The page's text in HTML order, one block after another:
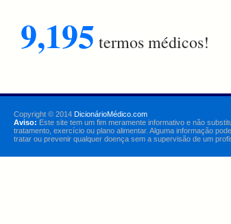
9,195 termos médicos!
Copyright © 2014 DicionárioMédico.com
Aviso: Este site tem um fim meramente informativo e não
tratamento, exercício ou plano alimentar. Alguma informação
tratar ou prevenir qualquer doença sem a supervisão de um